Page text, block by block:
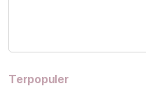
Terpopuler